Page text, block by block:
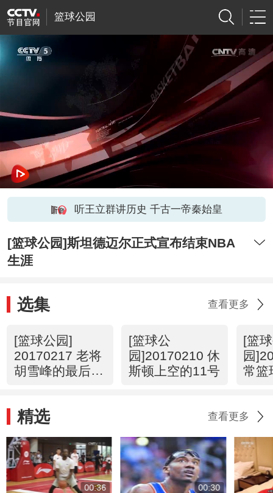
篮球公园
听王立群讲历史 千古一帝秦始皇
[篮球公园]斯坦德迈尔正式宣布结束NBA
生涯
选集 查看更多
[篮球公园]
20170217 老将
胡雪峰的最后一
[篮球公
园]20170210 休
斯顿上空的11号
[篮
园
常篮
精选 查看更多
00:36 00:30